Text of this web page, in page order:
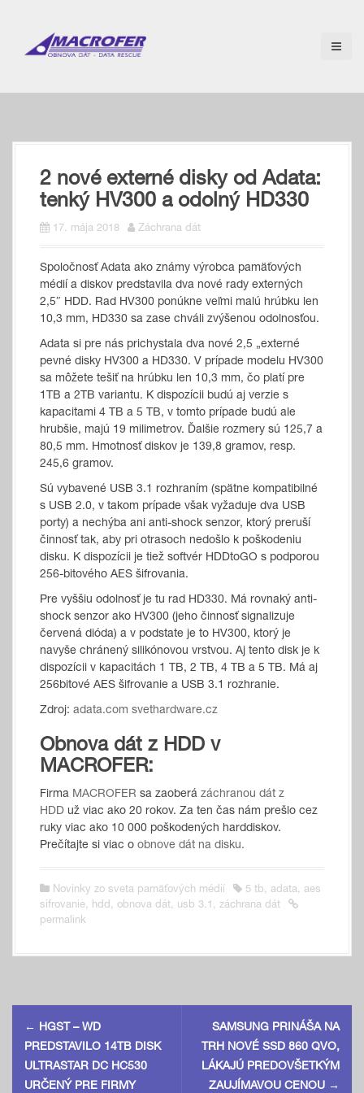
o
2 nové externé disky od Adata:
tenký HV300 a odolný HD330
17. mája 2018 Záchrana dát
Spoločnosť Adata ako známy výrobca pamäťových
médií a diskov predstavila dva nové rady externých
2,5″ HDD. Rad HV300 ponúkne veľmi malú hrúbku len
10,3 mm, HD330 sa zase chváli zvýšenou odolnosťou.
Adata si pre nás prichystala dva nové 2,5 „externé
pevné disky HV300 a HD330. V prípade modelu HV300
sa môžete tešiť na hrúbku len 10,3 mm, čo platí pre
1TB a 2TB variantu. K dispozícii budú aj verzie s
kapacitami 4 TB a 5 TB, v tomto prípade budú ale
hrubšie, majú 19 milimetrov. Ďalšie rozmery sú 125,7 a
80,5 mm. Hmotnosť diskov je 139,8 gramov, resp.
245,6 gramov.
Sú vybavené USB 3.1 rozhraním (spätne kompatibilné
s USB 2.0, v takom prípade však vyžaduje dva USB
porty) a nechýba ani anti-shock senzor, ktorý preruší
činnosť tak, aby pri otrasoch nedošlo k poškodeniu
disku. K dispozícii je tiež softvér HDDtoGO s podporou
256-bitového AES šifrovania.
Pre vyššiu odolnosť je tu rad HD330. Má rovnaký anti-
shock senzor ako HV300 (jeho činnosť signalizuje
červená dióda) a v podstate je to HV300, ktorý je
navyše chránený silikónovou vrstvou. Aj tento disk je k
dispozícii v kapacitách 1 TB, 2 TB, 4 TB a 5 TB. Má aj
256bitové AES šifrovanie a USB 3.1 rozhranie.
Zdroj: adata.com svethardware.cz
Obnova dát z HDD v
MACROFER:
Firma MACROFER sa zaoberá záchranou dát z
HDD už viac ako 20 rokov. Za ten čas nám prešlo cez
ruky viac ako 10 000 poškodených harddiskov.
Prečítajte si viac o obnove dát na disku.
Novinky zo sveta pamäťových médií 5 tb, adata, aes
sifrovanie, hdd, obnova dát, usb 3.1 , záchrana dát
permalink
P
o
s
← HGST – WD
PREDSTAVILO 14TB DISK
ULTRASTAR DC HC530
URČENÝ PRE FIRMY
SAMSUNG PRINÁŠA NA
TRH NOVÉ SSD 860 QVO,
LÁKAJÚ PREDOVŠETKÝM
ZAUJÍMAVOU CENOU →